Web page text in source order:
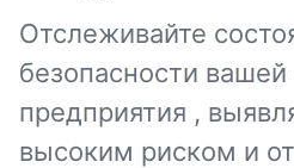
Отслеживайте
безопасности
предприятия ,
высоким риском и